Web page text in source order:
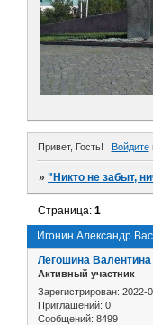
Привет, Гость! Войдите
»"Никто не забыт,
Игонин Александр
Страница:1
Легошина Валентина
Активный участник
Зарегистрирован: 2022-
Приглашений: 0
Сообщений: 8499